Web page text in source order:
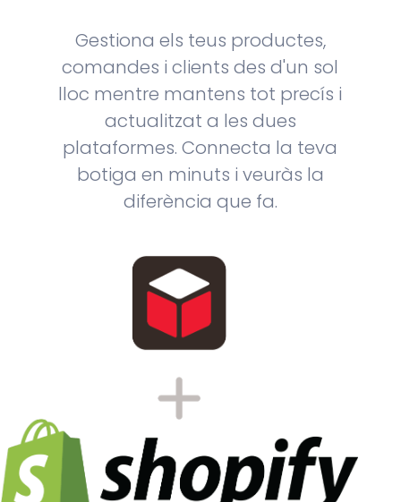
Gestiona els teus productes,
comandes i clients des d'un sol
lloc mentre mantens tot precís i
actualitzat a les dues
plataformes. Connecta la teva
botiga en minuts i veuràs la
diferència que fa.